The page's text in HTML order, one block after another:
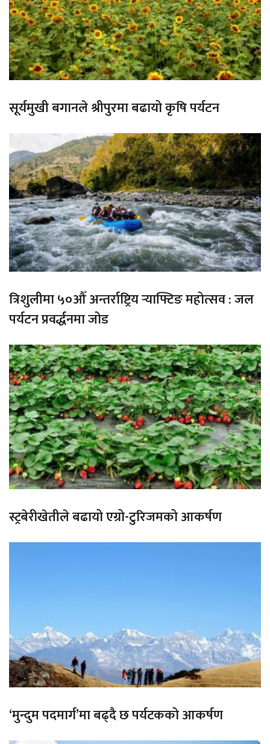
सूर्यमुखी बगानले श्रीपुरमा बढायो कृषि पर्यटन
त्रिशुलीमा ५०औँ अन्तर्राष्ट्रिय र्‍याफ्टिङ महोत्सव : जल
पर्यटन प्रवर्द्धनमा जोड
स्ट्रबेरीखेतीले बढायो एग्रो-टुरिजमको आकर्षण
‘मुन्दुम पदमार्ग’मा बढ्दै छ पर्यटकको आकर्षण